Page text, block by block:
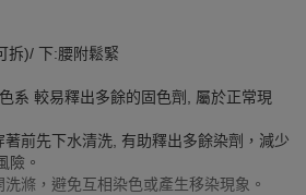
拆)/ 下:腰附鬆緊
系 較易釋出多餘的固色劑, 屬於正常現
前先下水清洗, 有助釋出多餘染劑，減少
險。
滌，避免互相染色或產生移染現象。